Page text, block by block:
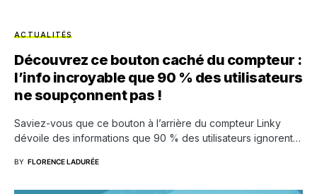
ACTUALITÉS
Découvrez ce bouton caché du compteur :
l’info incroyable que 90 % des utilisateurs
ne soupçonnent pas !
Saviez-vous que ce bouton à l’arrière du compteur Linky
dévoile des informations que 90 % des utilisateurs ignorent…
BY FLORENCE LADURÉE